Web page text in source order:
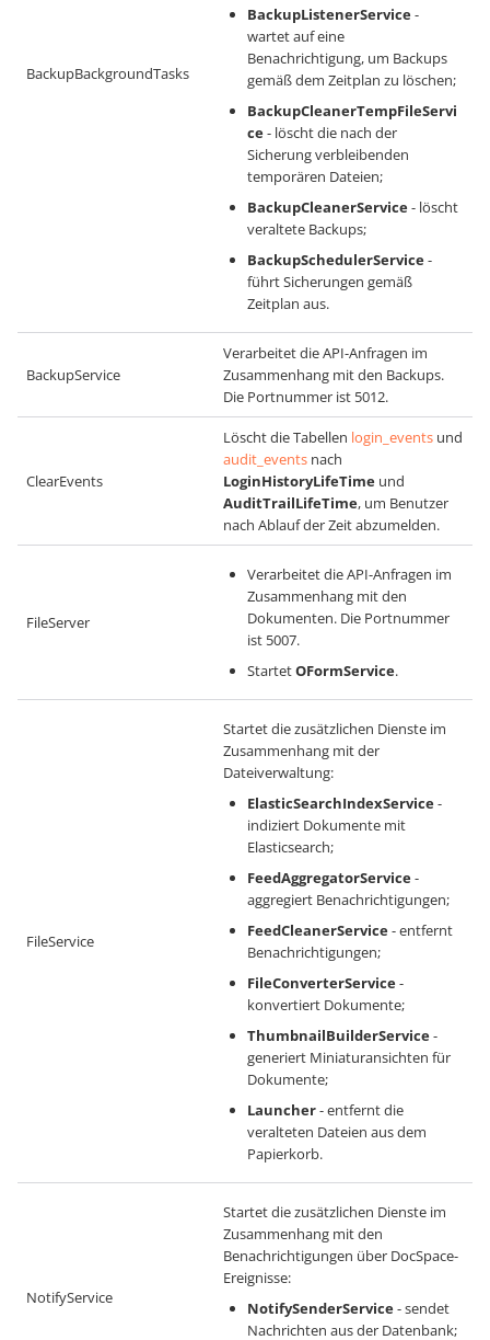
BackupBackgroundTasks
BackupListenerService-
wartet auf eine
Benachrichtigung, um Backups
gemäß dem Zeitplan zu löschen;
BackupCleanerTempFileServi
ce- löscht die nach der
Sicherung verbleibenden
temporären Dateien;
BackupCleanerService- löscht
veraltete Backups;
BackupSchedulerService-
führt Sicherungen gemäß
Zeitplan aus.
BackupService
Verarbeitet die API-Anfragen im
Zusammenhang mit den Backups.
Die Portnummer ist 5012.
ClearEvents
Löscht die Tabellen login_events und
audit_events nach
LoginHistoryLifeTime und
AuditTrailLifeTime, um Benutzer
nach Ablauf der Zeit abzumelden.
FileServer
Verarbeitet die API-Anfragen im
Zusammenhang mit den
Dokumenten. Die Portnummer
ist 5007.
StartetOFormService.
FileService
Startet die zusätzlichen Dienste im
Zusammenhang mit der
Dateiverwaltung:
ElasticSearchIndexService-
indiziert Dokumente mit
Elasticsearch;
FeedAggregatorService-
aggregiert Benachrichtigungen;
FeedCleanerService- entfernt
Benachrichtigungen;
FileConverterService-
konvertiert Dokumente;
ThumbnailBuilderService-
generiert Miniaturansichten für
Dokumente;
Launcher- entfernt die
veralteten Dateien aus dem
Papierkorb.
NotifyService
Startet die zusätzlichen Dienste im
Zusammenhang mit den
Benachrichtigungen über DocSpace-
Ereignisse:
NotifySenderService- sendet
Nachrichten aus der Datenbank;